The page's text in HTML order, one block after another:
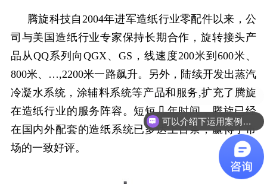
腾旋科技自 2004年进军造纸行业零配件以来，公
司与美国造纸行业专家保持长期合作，旋转接头产
品从QQ系列向 QGX、GS ，线速度200米到600米、
800米、 …,2200米一路飙升。另外，陆续开发出蒸汽
冷凝水系统，涂辅料系统等产品和服务,扩充了腾旋
在造纸行业的服务阵容。短短几年时间，腾旋已经
在国内外配套的造纸系统已多达上百条，赢得了市
场的一致好评。